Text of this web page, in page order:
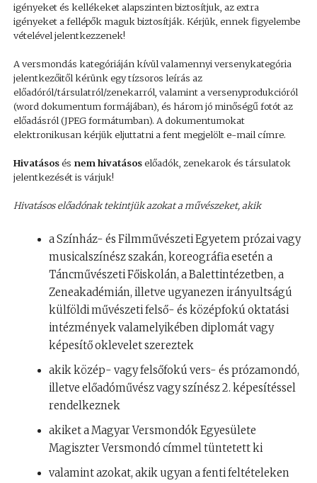
igényeket és kellékeket alapszinten biztosítjuk, az extra
igényeket a fellépők maguk biztosítják. Kérjük, ennek figyelembe
vételével jelentkezzenek!
A versmondás kategóriáján kívül valamennyi versenykategória
jelentkezőitől kérünk egy tízsoros leírás az
előadóról/társulatról/zenekarról, valamint a versenyprodukcióról
(word dokumentum formájában), és három jó minőségű fotót az
előadásról (JPEG formátumban). A dokumentumokat
elektronikusan kérjük eljuttatni a fent megjelölt e-mail címre.
Hivatásosés nem hivatásoselőadók, zenekarok és társulatok
jelentkezését is várjuk!
Hivatásos előadónak tekintjük azokat a művészeket, akik
a Színház- és Filmművészeti Egyetem prózai vagy
musicalszínész szakán, koreográfia esetén a
Táncművészeti Főiskolán, a Balettintézetben, a
Zeneakadémián, illetve ugyanezen irányultságú
külföldi művészeti felső- és középfokú oktatási
intézmények valamelyikében diplomát vagy
képesítő oklevelet szereztek
akik közép- vagy felsőfokú vers- és prózamondó,
illetve előadóművész vagy színész 2. képesítéssel
rendelkeznek
akiket a Magyar Versmondók Egyesülete
Magiszter Versmondó címmel tüntetett ki
valamint azokat, akik ugyan a fenti feltételeken